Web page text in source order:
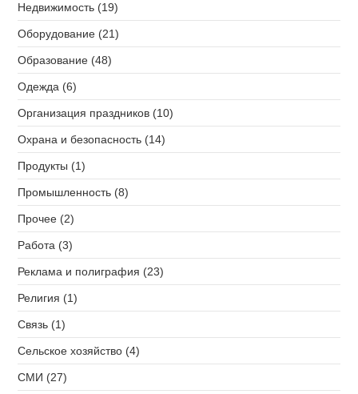
Недвижимость (19)
Оборудование (21)
Образование (48)
Одежда (6)
Организация праздников (10)
Охрана и безопасность (14)
Продукты (1)
Промышленность (8)
Прочее (2)
Работа (3)
Реклама и полиграфия (23)
Религия (1)
Связь (1)
Сельское хозяйство (4)
СМИ (27)